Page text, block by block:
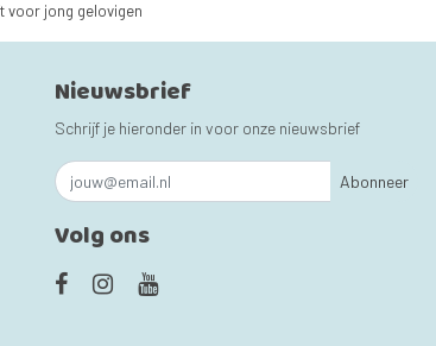
voor jong gelovigen
Nieuwsbrief
Schrijf je hieronder in voor onze nieuwsbrief
Abonneer
Volg ons